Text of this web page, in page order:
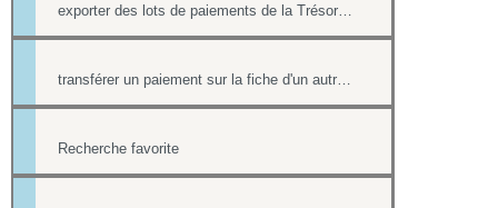
exporter des lots de paiements de la Trésorerie
transférer un paiement sur la fiche d'un autre contact
Recherche favorite